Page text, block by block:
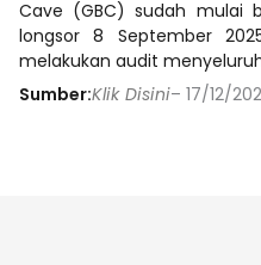
Cave (GBC) sudah mulai
longsor 8 September
melakukan audit
Sumber:Klik Disini– 17/12/